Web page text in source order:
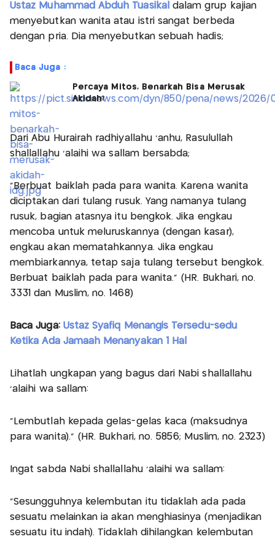
Ustaz Muhammad Abduh Tuasikal dalam grup kajian
menyebutkan wanita atau istri sangat berbeda
dengan pria. Dia menyebutkan sebuah hadis;
Baca Juga :
Percaya Mitos, Benarkah Bisa Merusak
Akidah?
Dari Abu Hurairah radhiyallahu ‘anhu, Rasulullah
shallallahu ‘alaihi wa sallam bersabda;
“Berbuat baiklah pada para wanita. Karena wanita
diciptakan dari tulang rusuk. Yang namanya tulang
rusuk, bagian atasnya itu bengkok. Jika engkau
mencoba untuk meluruskannya (dengan kasar),
engkau akan mematahkannya. Jika engkau
membiarkannya, tetap saja tulang tersebut bengkok.
Berbuat baiklah pada para wanita.” (HR. Bukhari, no.
3331 dan Muslim, no. 1468)
Baca Juga: Ustaz Syafiq Menangis Tersedu-sedu
Ketika Ada Jamaah Menanyakan 1 Hal
Lihatlah ungkapan yang bagus dari Nabi shallallahu
‘alaihi wa sallam:
“Lembutlah kepada gelas-gelas kaca (maksudnya
para wanita).” (HR. Bukhari, no. 5856; Muslim, no. 2323)
Ingat sabda Nabi shallallahu ‘alaihi wa sallam:
“Sesungguhnya kelembutan itu tidaklah ada pada
sesuatu melainkan ia akan menghiasinya (menjadikan
sesuatu itu indah). Tidaklah dihilangkan kelembutan